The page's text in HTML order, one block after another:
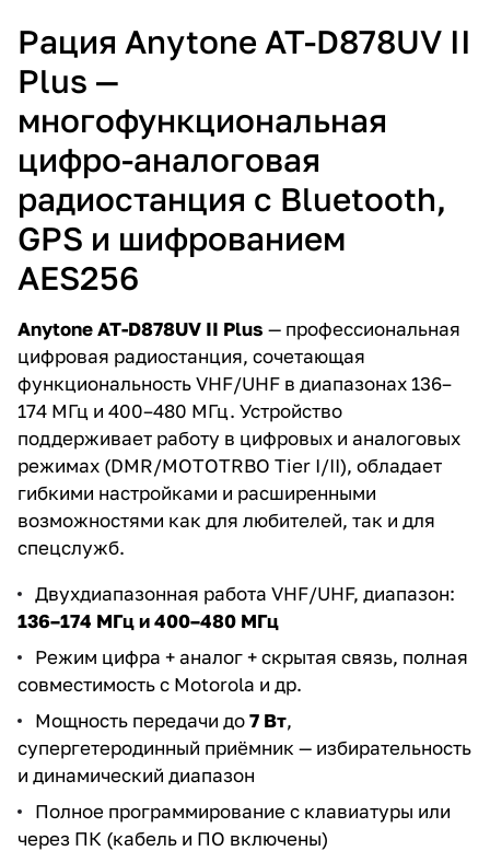
Рация Anytone AT-D878UV II
Plus —
многофункциональная
цифро-аналоговая
радиостанция с Bluetooth,
GPS и шифрованием
AES256
Anytone AT-D878UV II Plus — профессиональная
цифровая радиостанция, сочетающая
функциональность VHF/UHF в диапазонах 136–
174 МГц и 400–480 МГц. Устройство
поддерживает работу в цифровых и аналоговых
режимах (DMR/MOTOTRBO Tier I/II), обладает
гибкими настройками и расширенными
возможностями как для любителей, так и для
спецслужб.
Двухдиапазонная работа VHF/UHF, диапазон:
136–174 МГц и 400–480 МГц
Режим цифра + аналог + скрытая связь, полная
совместимость с Motorola и др.
Мощность передачи до7 Вт,
супергетеродинный приёмник — избирательность
и динамический диапазон
Полное программирование с клавиатуры или
через ПК (кабель и ПО включены)